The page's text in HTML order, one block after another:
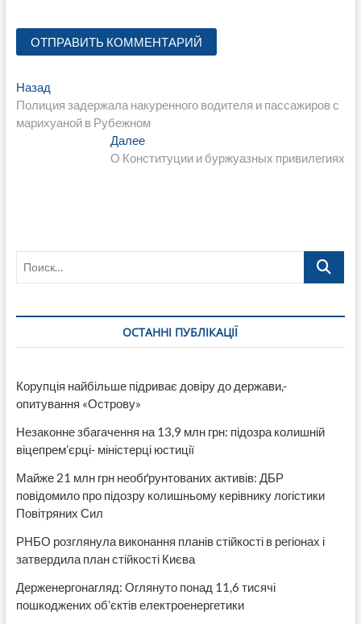
Навигация
по
НазадПредыдущая
запись:
Полиция задержала накуренного водителя и пассажиров с
марихуаной в Рубежном
ДалееСледующая
запись:
О Конституции и буржуазных привилегиях
Поиск…
ОСТАННІ ПУБЛІКАЦІЇ
Корупція найбільше підриває довіру до держави,-
опитування «Острову»
Незаконне збагачення на 13,9 млн грн: підозра колишній
віцепрем’єрці- міністерці юстиції
Майже 21 млн грн необґрунтованих активів: ДБР
повідомило про підозру колишньому керівнику логістики
Повітряних Сил
РНБО розглянула виконання планів стійкості в регіонах і
затвердила план стійкості Києва
Держенергонагляд: Оглянуто понад 11,6 тисячі
пошкоджених об’єктів електроенергетики